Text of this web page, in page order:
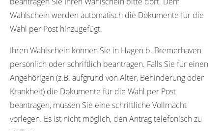
Wahlschein werden automatisch die Dokumente für die
Wahl per Post hinzugefügt.
Ihren Wahlschein können Sie in Hagen b. Bremerhaven
persönlich oder schriftlich beantragen. Falls Sie für einen
Angehörigen (z.B. aufgrund von Alter, Behinderung oder
Krankheit) die Dokumente für die Wahl per Post
beantragen, müssen Sie eine schriftliche Vollmacht
vorlegen. Es ist nicht möglich, den Antrag telefonisch zu